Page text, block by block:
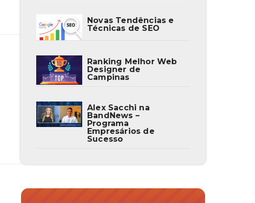
Novas Tendências e
Técnicas de SEO
Ranking Melhor Web
Designer de
Campinas
Alex Sacchi na
BandNews –
Programa
Empresários de
Sucesso